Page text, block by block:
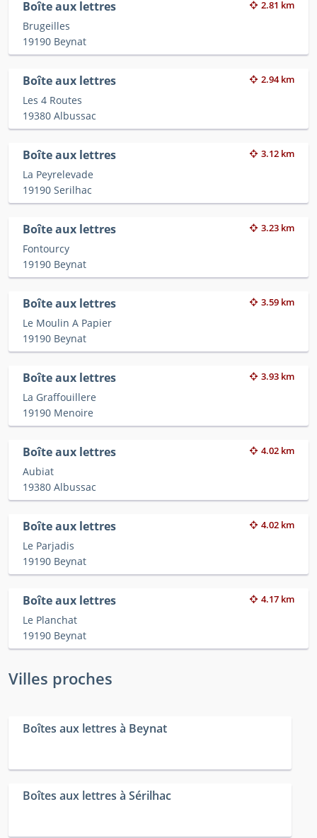
Boîte aux lettres 2.81 km
Brugeilles
19190 Beynat
Boîte aux lettres 2.94 km
Les 4 Routes
19380 Albussac
Boîte aux lettres 3.12 km
La Peyrelevade
19190 Serilhac
Boîte aux lettres 3.23 km
Fontourcy
19190 Beynat
Boîte aux lettres 3.59 km
Le Moulin A Papier
19190 Beynat
Boîte aux lettres 3.93 km
La Graffouillere
19190 Menoire
Boîte aux lettres 4.02 km
Aubiat
19380 Albussac
Boîte aux lettres 4.02 km
Le Parjadis
19190 Beynat
Boîte aux lettres 4.17 km
Le Planchat
19190 Beynat
Villes proches
Boîtes aux lettres à Beynat
Boîtes aux lettres à Sérilhac